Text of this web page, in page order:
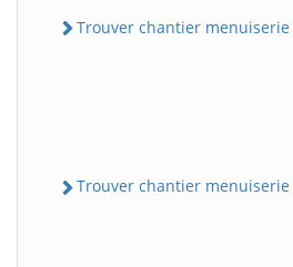
Trouver chantier menuiserie
Trouver chantier menuiserie